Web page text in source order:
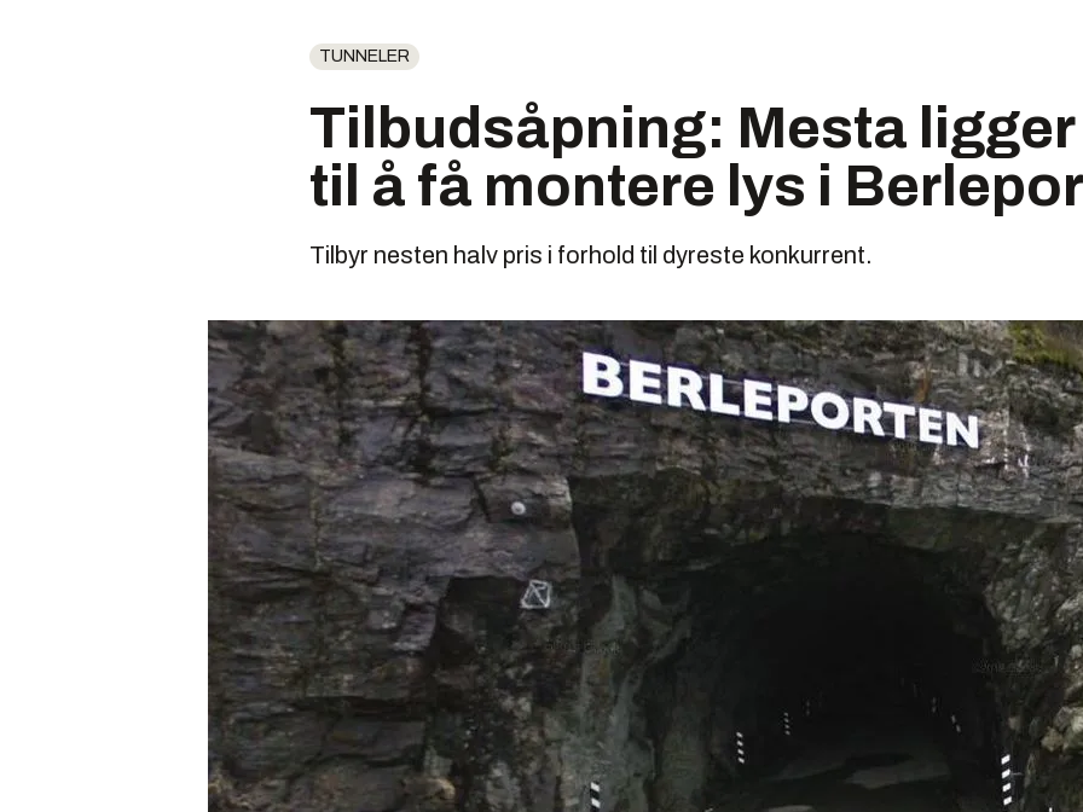
TUNNELER
Tilbudsåpning: Mesta ligger
til å få montere lys i
Tilbyr nesten halv pris i forhold til dyreste konkurrent.